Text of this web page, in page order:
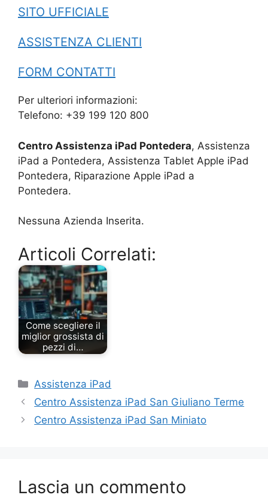
SITO UFFICIALE
ASSISTENZA CLIENTI
FORM CONTATTI
Per ulteriori informazioni:
Telefono: +39 199 120 800
Centro Assistenza iPad Pontedera, Assistenza
iPad a Pontedera, Assistenza Tablet Apple iPad
Pontedera, Riparazione Apple iPad a
Pontedera.
Nessuna Azienda Inserita.
Articoli Correlati:
Come scegliere il
miglior grossista di
pezzi di…
Categorie
Assistenza iPad
Centro Assistenza iPad San Giuliano Terme
Centro Assistenza iPad San Miniato
Lascia un commento